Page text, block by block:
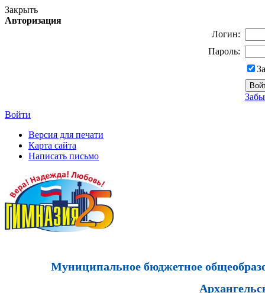
Закрыть
Авторизация
Логин:
Пароль:
Войти
Версия для печати
Карта сайта
Написать письмо
Муниципальное бюджетное